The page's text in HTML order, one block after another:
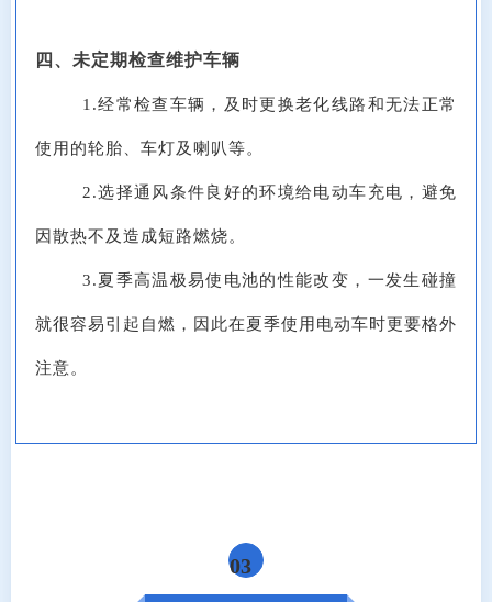
四、未定期检查维护车辆
1.经常检查车辆，及时更换老化线路和无法正常
使用的轮胎、车灯及喇叭等。
2.选择通风条件良好的环境给电动车充电，避免
因散热不及造成短路燃烧。
3.夏季高温极易使电池的性能改变，一发生碰撞
就很容易引起自燃，因此在夏季使用电动车时更要格外
注意。
03